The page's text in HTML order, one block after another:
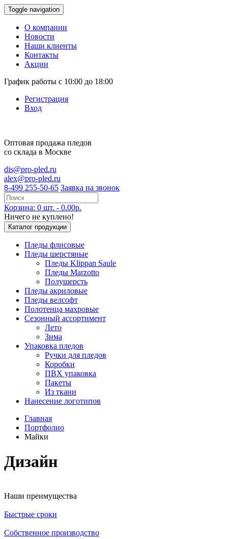
Toggle navigation
О компании
Новости
Наши клиенты
Контакты
Акции
График работы с 10:00 до 18:00
Регистрация
Вход
Оптовая продажа пледов
со склада в Москве
dis@pro-pled.ru
alex@pro-pled.ru
8-499 255-50-65 Заявка на звонок
Корзина: 0 шт. - 0.00р.
Ничего не куплено!
Каталог продукции
Пледы флисовые
Пледы шерстяные
Пледы Klippan Saule
Пледы Marzotto
Полушерсть
Пледы акриловые
Пледы велсофт
Полотенца махровые
Сезонный ассортимент
Лето
Зима
Упаковка пледов
Ручки для пледов
Коробки
ПВХ упаковка
Пакеты
Из ткани
Нанесение логотипов
Главная
Портфолио
Майки
Дизайн
Наши преимущества
Быстрые сроки
Собственное производство